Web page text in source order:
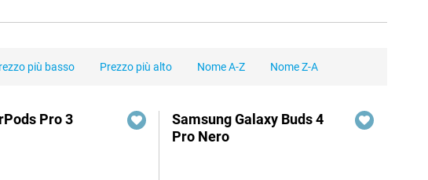
più basso Prezzo più alto Nome A-Z Nome Z-A
Pro 3
Samsung Galaxy Buds 4
Pro Nero